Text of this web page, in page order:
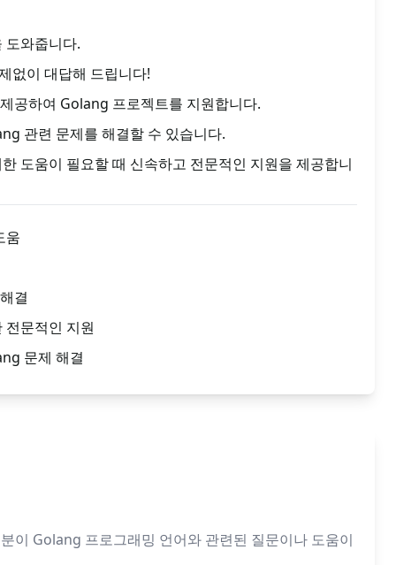
도와줍니다.
없이 대답해 드립니다!
공하여 Golang 프로젝트를 지원합니다.
관련 문제를 해결할 수 있습니다.
도움이 필요할 때 신속하고 전문적인 지원을 제공합니
움
결
문적인 지원
문제 해결
이 Golang 프로그래밍 언어와 관련된 질문이나 도움이